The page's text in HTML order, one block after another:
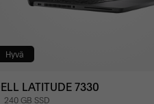
Hyvä
LATITUDE 7330
240 GB SSD